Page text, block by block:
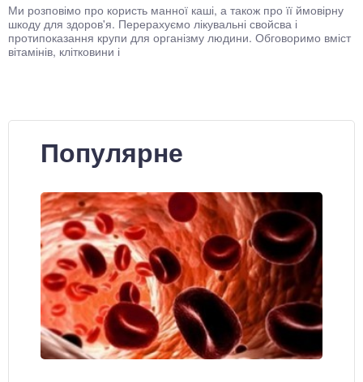
Ми розповімо про користь манної каші, а також про її ймовірну
шкоду для здоров'я. Перерахуємо лікувальні свойсва і
протипоказання крупи для організму людини. Обговоримо вміст
вітамінів, клітковини і
Популярне